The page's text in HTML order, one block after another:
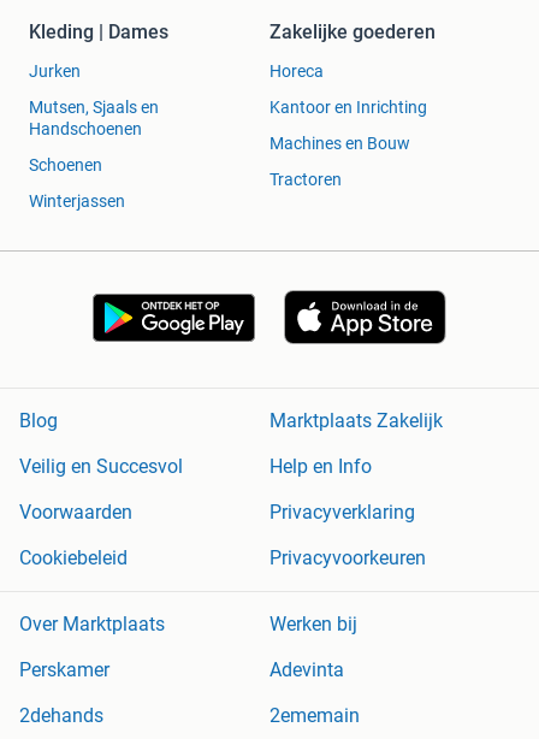
Kleding | Dames
Jurken
Mutsen, Sjaals en
Handschoenen
Schoenen
Winterjassen
Zakelijke goederen
Horeca
Kantoor en Inrichting
Machines en Bouw
Tractoren
Blog
Marktplaats Zakelijk
Veilig en Succesvol
Help en Info
Voorwaarden
Privacyverklaring
Cookiebeleid
Privacyvoorkeuren
Over Marktplaats
Werken bij
Perskamer
Adevinta
2dehands
2ememain